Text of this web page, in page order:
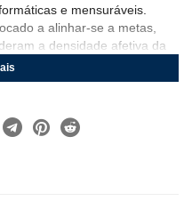
e mensuráveis.
a alinhar-se a metas,
a densidade afetiva da
em espaço de constante
atribuída às avaliações
gerenciais importados do
tecnocrática que reduz a